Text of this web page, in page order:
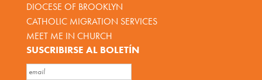
DIOCESE OF BROOKLYN
CATHOLIC MIGRATION SERVICES
MEET ME IN CHURCH
SUSCRIBIRSE AL BOLETÍN